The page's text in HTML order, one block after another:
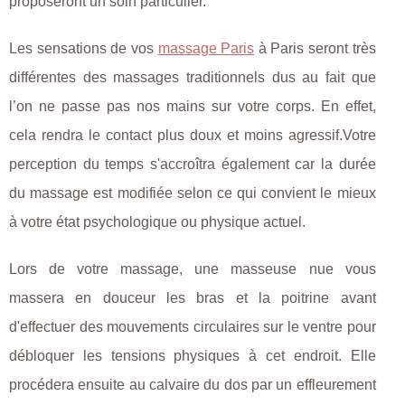
Les sensations de vos massage Paris à Paris seront très
différentes des massages traditionnels dus au fait que
l’on ne passe pas nos mains sur votre corps. En effet,
cela rendra le contact plus doux et moins agressif.Votre
perception du temps s'accroîtra également car la durée
du massage est modifiée selon ce qui convient le mieux
à votre état psychologique ou physique actuel.
Lors de votre massage, une masseuse nue vous
massera en douceur les bras et la poitrine avant
d'effectuer des mouvements circulaires sur le ventre pour
débloquer les tensions physiques à cet endroit. Elle
procédera ensuite au calvaire du dos par un effleurement